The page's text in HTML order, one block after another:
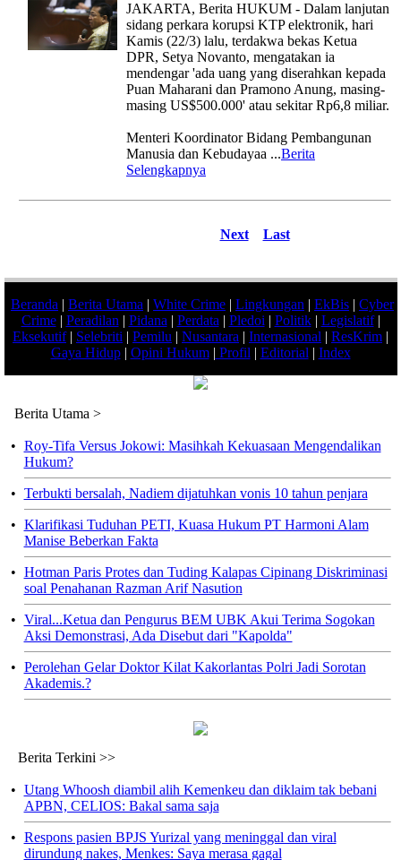
JAKARTA, Berita HUKUM - Dalam lanjutan
sidang perkara korupsi KTP elektronik, hari
Kamis (22/3) lalu, terdakwa bekas Ketua
DPR, Setya Novanto, mengatakan ia
mendengar 'ada uang yang diserahkan kepada
Puan Maharani dan Pramono Anung, masing-
masing US$500.000' atau sekitar Rp6,8 miliar.
Menteri Koordinator Bidang Pembangunan
Manusia dan Kebudayaa ...Berita
Selengkapnya
Next Last
Beranda | Berita Utama | White Crime | Lingkungan | EkBis | Cyber
Crime| Peradilan | Pidana | Perdata | Pledoi | Politik| Legislatif|
Eksekutif| Selebriti | Pemilu | Nusantara | Internasional | ResKrim |
Gaya Hidup| Opini Hukum| Profil | Editorial | Index
Berita Utama >
• Roy-Tifa Versus Jokowi: Masihkah Kekuasaan Mengendalikan
Hukum?
• Terbukti bersalah, Nadiem dijatuhkan vonis 10 tahun penjara
• Klarifikasi Tuduhan PETI, Kuasa Hukum PT Harmoni Alam
Manise Beberkan Fakta
• Hotman Paris Protes dan Tuding Kalapas Cipinang Diskriminasi
soal Penahanan Razman Arif Nasution
• Viral...Ketua dan Pengurus BEM UBK Akui Terima Sogokan
Aksi Demonstrasi, Ada Disebut dari "Kapolda"
• Perolehan Gelar Doktor Kilat Kakorlantas Polri Jadi Sorotan
Akademis.?
Berita Terkini >>
• Utang Whoosh diambil alih Kemenkeu dan diklaim tak bebani
APBN, CELIOS: Bakal sama saja
• Respons pasien BPJS Yurizal yang meninggal dan viral
dirundung nakes, Menkes: Saya merasa gagal